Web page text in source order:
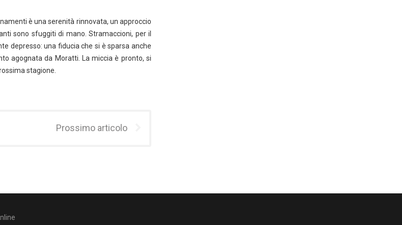
è una serenità rinnovata, un approccio
sono sfuggiti di mano. Stramaccioni, per il
depresso: una fiducia che si è sparsa anche
agognata da Moratti. La miccia è pronto, si
stagione.
Prossimo articolo